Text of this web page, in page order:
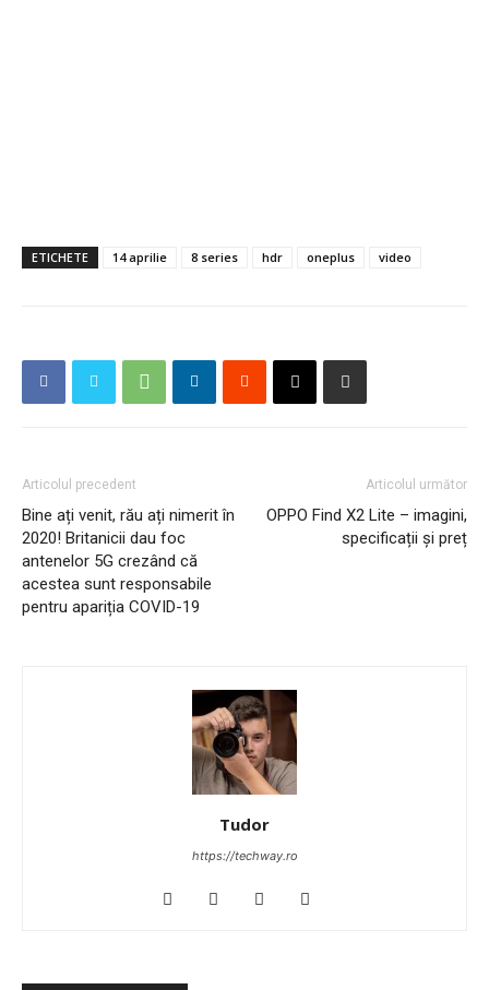
ETICHETE 14 aprilie 8 series hdr oneplus video
Articolul precedent
Bine ați venit, rău ați nimerit în
2020! Britanicii dau foc
antenelor 5G crezând că
acestea sunt responsabile
pentru apariția COVID-19
Articolul următor
OPPO Find X2 Lite – imagini,
specificații și preț
Tudor
https://techway.ro